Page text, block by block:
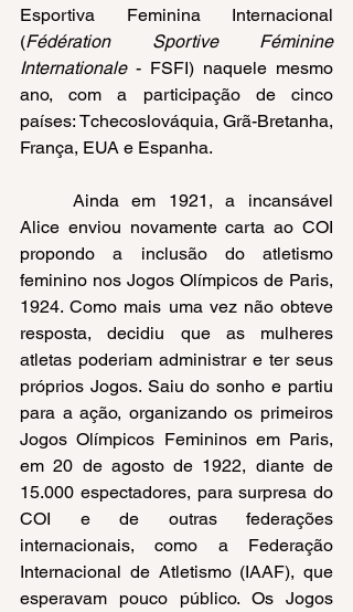
Esportiva Feminina Internacional
(Fédération Sportive Féminine
Internationale - FSFI) naquele mesmo
ano, com a participação de cinco
países: Tchecoslováquia, Grã-Bretanha,
França, EUA e Espanha.
Ainda em 1921, a incansável
Alice enviou novamente carta ao COI
propondo a inclusão do atletismo
feminino nos Jogos Olímpicos de Paris,
1924. Como mais uma vez não obteve
resposta, decidiu que as mulheres
atletas poderiam administrar e ter seus
próprios Jogos. Saiu do sonho e partiu
para a ação, organizando os primeiros
Jogos Olímpicos Femininos em Paris,
em 20 de agosto de 1922, diante de
15.000 espectadores, para surpresa do
COI e de outras federações
internacionais, como a Federação
Internacional de Atletismo (IAAF), que
esperavam pouco público. Os Jogos